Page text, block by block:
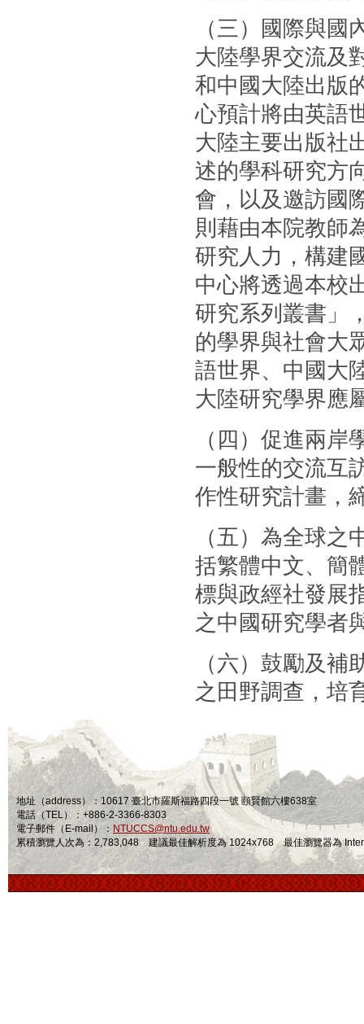
（三）國際與
大陸學界交流及
和中國大陸出版
心預計將由英語
大陸主要出版社
述的學科研究方
會，以及邀訪國
則藉由本院教師
研究人力，構建
中心將透過本校
研究系列叢書」
的學界與社會大
語世界、中國大
大陸研究學界應
（四）促進兩
一般性的交流互
作性研究計畫，
（五）為全球
括繁體中文、簡
標與政經社發展
之中國研究學者
（六）鼓勵及
之田野調查，培
地址（address）：10617 臺北市羅斯福路四段一號 頤賢館六樓638室
電話（TEL）：+886-2-3366-8303
電子郵件（E-mail）： NTUCCS@ntu.edu.tw
累積瀏覽人次為：2,783,048 建議最佳解析度為 1024x768 最佳瀏覽器為